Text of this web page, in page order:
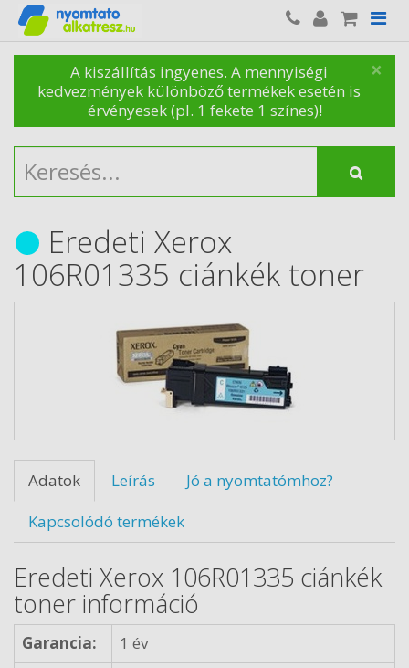
×
A kiszállítás ingyenes. A mennyiségi
kedvezmények különböző termékek esetén is
érvényesek (pl. 1 fekete 1 színes)!
Eredeti Xerox
106R01335 ciánkék toner
Adatok Leírás
Jó a nyomtatómhoz?
Kapcsolódó termékek
Eredeti Xerox 106R01335 ciánkék
toner információ
Garancia:
1 év